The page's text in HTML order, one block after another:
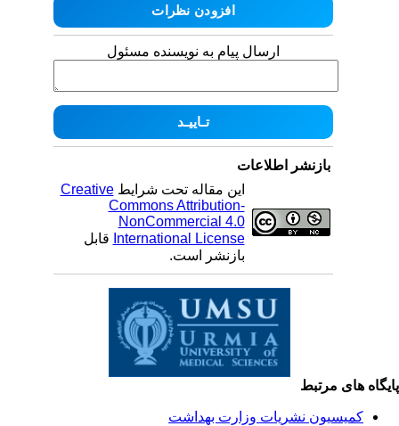
ارسال پیام به نویسنده مسئول
بازنشر اطلاعات
این مقاله تحت شرایطCreative
Commons Attribution-
NonCommercial 4.0
International Licenseقابل
بازنشر است.
های مرتبط
کمیسیون نشریات وزارت بهداشت